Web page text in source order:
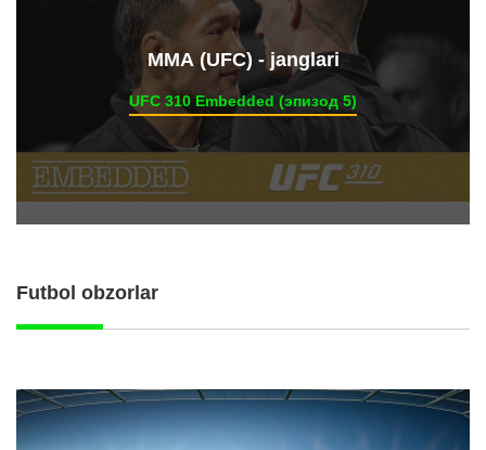
ММА (UFC) - janglari
UFC 310 Embedded (эпизод 5)
Futbol obzorlar